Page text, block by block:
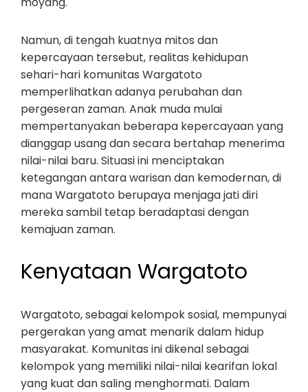
Namun, di tengah kuatnya mitos dan
kepercayaan tersebut, realitas kehidupan
sehari-hari komunitas Wargatoto
memperlihatkan adanya perubahan dan
pergeseran zaman. Anak muda mulai
mempertanyakan beberapa kepercayaan yang
dianggap usang dan secara bertahap menerima
nilai-nilai baru. Situasi ini menciptakan
ketegangan antara warisan dan kemodernan, di
mana Wargatoto berupaya menjaga jati diri
mereka sambil tetap beradaptasi dengan
kemajuan zaman.
Kenyataan Wargatoto
Wargatoto, sebagai kelompok sosial, mempunyai
pergerakan yang amat menarik dalam hidup
masyarakat. Komunitas ini dikenal sebagai
kelompok yang memiliki nilai-nilai kearifan lokal
yang kuat dan saling menghormati. Dalam